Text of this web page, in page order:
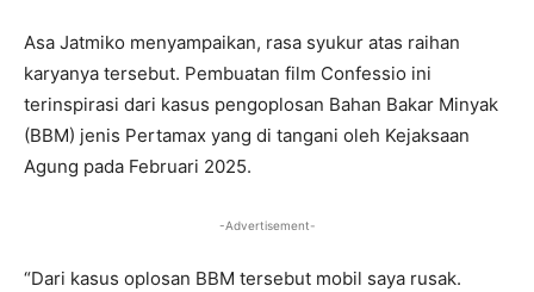
Asa Jatmiko menyampaikan, rasa syukur atas raihan
karyanya tersebut. Pembuatan film Confessio ini
terinspirasi dari kasus pengoplosan Bahan Bakar Minyak
(BBM) jenis Pertamax yang di tangani oleh Kejaksaan
Agung pada Februari 2025.
-Advertisement-
“Dari kasus oplosan BBM tersebut mobil saya rusak.